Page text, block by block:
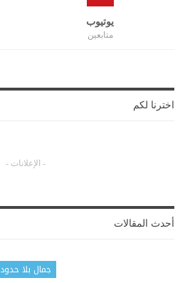
يوتيوب
متابعين
اخترنا لكم
- الإعلانات -
أحدث المقالات
جمال بلا حدود